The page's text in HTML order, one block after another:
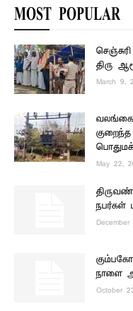
MOST POPULAR
திரு
March 9,
May 22,
நபர்கள்
December
நாளை
October